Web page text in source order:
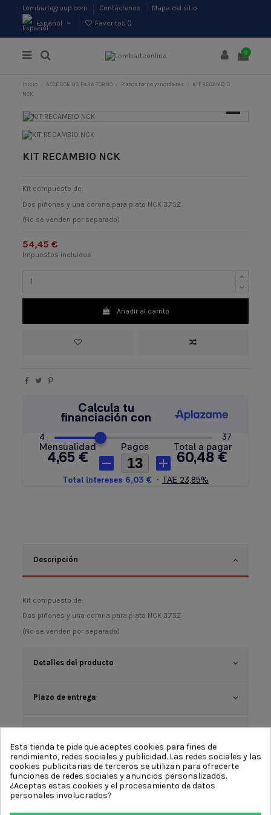
Lombartegroup.com Contáctenos
Mapa del sitio
Español
Favoritos ()
0
Inicio ACCESORIOS PARA TORNO Platos torno y mordazas
KIT RECAMBIO
NCK
KIT RECAMBIO NCK
Kit compuesto de:
Dos piñones y una corona para plato NCK 3.75Z
(No se venden por separado)
54,45 €
Impuestos incluidos
Añadir al carrito
Descripción
Kit compuesto de:
Dos piñones y una corona para plato NCK 3.75Z
(No se venden por separado)
Detalles del producto
Plazo de entrega
Comentarios (0)
Esta tienda te pide que aceptes cookies para fines de
rendimiento, redes sociales y publicidad. Las redes sociales y las
cookies publicitarias de terceros se utilizan para ofrecerte
funciones de redes sociales y anuncios personalizados.
¿Aceptas estas cookies y el procesamiento de datos
personales involucrados?